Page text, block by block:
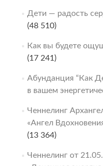
Дети — радость
(48 510)
Как вы будете
(17 241)
Абунданция “Как
в вашем
Ченнелинг
«Ангел
(13 364)
Ченнелинг от